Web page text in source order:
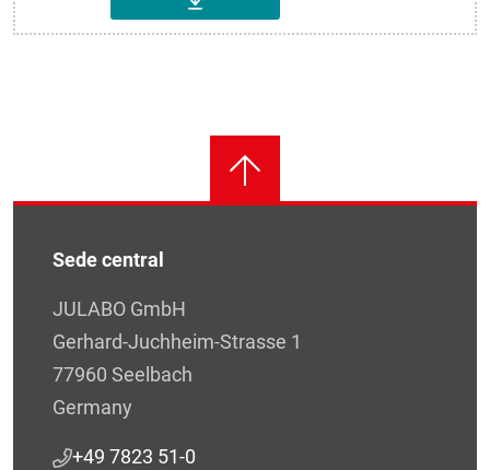
DESCARGAR
Sede central
JULABO GmbH
Gerhard-Juchheim-Strasse 1
77960 Seelbach
Germany
+49 7823 51-0